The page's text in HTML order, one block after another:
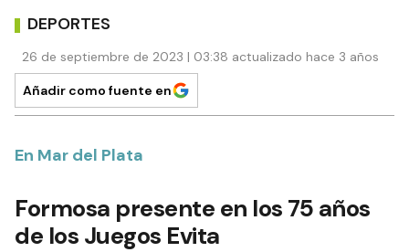
DEPORTES
26 de septiembre de 2023 | 03:38 actualizado hace 3 años
Añadir como fuente en
En Mar del Plata
Formosa presente en los 75 años
de los Juegos Evita